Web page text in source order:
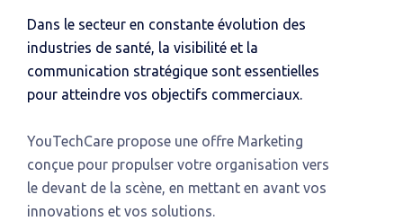
Dans le secteur en constante évolution des
industries de santé, la visibilité et la
communication stratégique sont essentielles
pour atteindre vos objectifs commerciaux.
YouTechCare propose une offre Marketing
conçue pour propulser votre organisation vers
le devant de la scène, en mettant en avant vos
innovations et vos solutions.